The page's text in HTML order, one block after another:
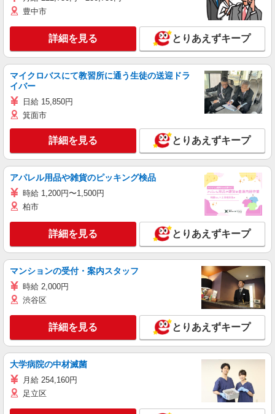
豊中市
詳細を見る とりあえずキープ
マイクロバスにて教習所に通う生徒の送迎ドラ
イバー
日給 15,850円
箕面市
詳細を見る とりあえずキープ
アパレル用品や雑貨のピッキング検品
時給 1,200円〜1,500円
柏市
詳細を見る とりあえずキープ
マンションの受付・案内スタッフ
時給 2,000円
渋谷区
詳細を見る とりあえずキープ
大学病院の中材滅菌
月給 254,160円
足立区